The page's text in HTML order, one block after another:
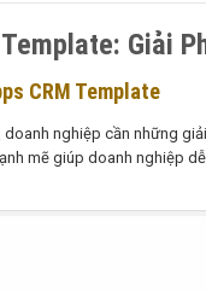
Giải
CRM Template
nghiệp cần những
mẽ giúp doanh nghiệp